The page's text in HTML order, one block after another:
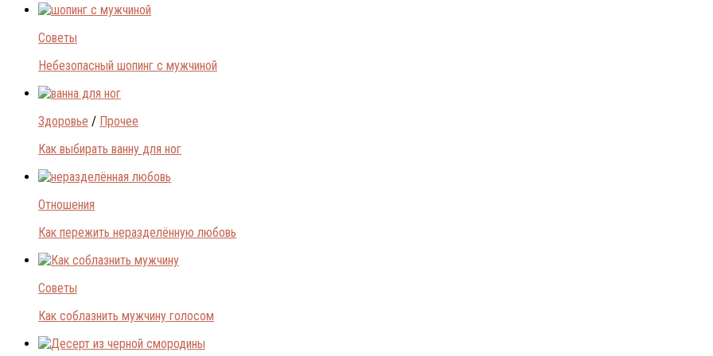
Советы
Небезопасный шопинг с мужчиной
Здоровье / Прочее
Как выбирать ванну для ног
Отношения
Как пережить неразделённую любовь
Советы
Как соблазнить мужчину голосом